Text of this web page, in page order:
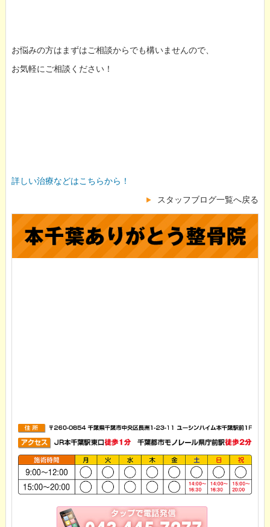
お悩みの方はまずはご相談からでも構いませんので、
お気軽にご相談ください！
詳しい治療などはこちらから！
スタッフブログ一覧へ戻る